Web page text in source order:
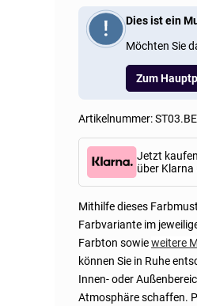
Artikelnummer:
Mithilfe dieses
Farbvariante im
Farbton sowieweitere
können Sie in Ruhe
Innen- oder
Atmosphäre schaffen.
Dies ist ein
Möchten Sie
Zum
Jetzt
über